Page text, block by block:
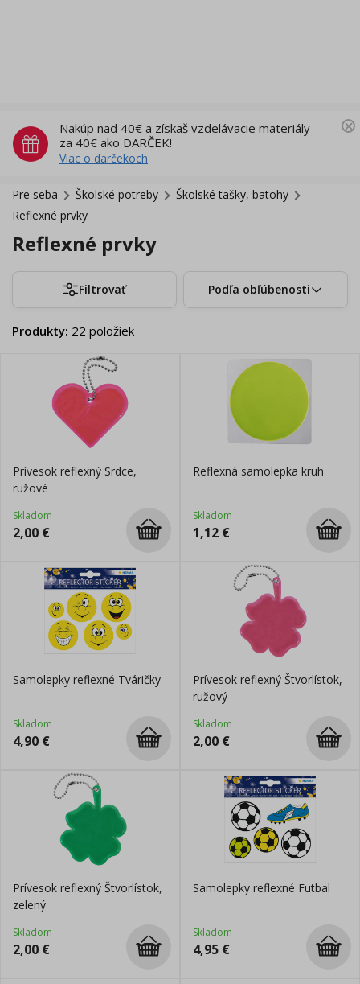
Nakúp nad 40€ a získaš vzdelávacie materiály
za 40€ ako DARČEK!
Viac o darčekoch
Pre seba Školské potreby
Školské tašky, batohy
Reflexné prvky
Reflexné prvky
Filtrovať Podľa obľúbenosti
Produkty: 22 položiek
Prívesok reflexný Srdce,
ružové
Skladom
2,00 €
Reflexná samolepka kruh
Skladom
1,12 €
Samolepky reflexné Tváričky
Skladom
4,90 €
Prívesok reflexný Štvorlístok,
ružový
Skladom
2,00 €
Prívesok reflexný Štvorlístok,
zelený
Skladom
2,00 €
Samolepky reflexné Futbal
Skladom
4,95 €